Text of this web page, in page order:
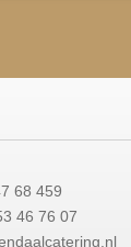
68 459
46 76 07